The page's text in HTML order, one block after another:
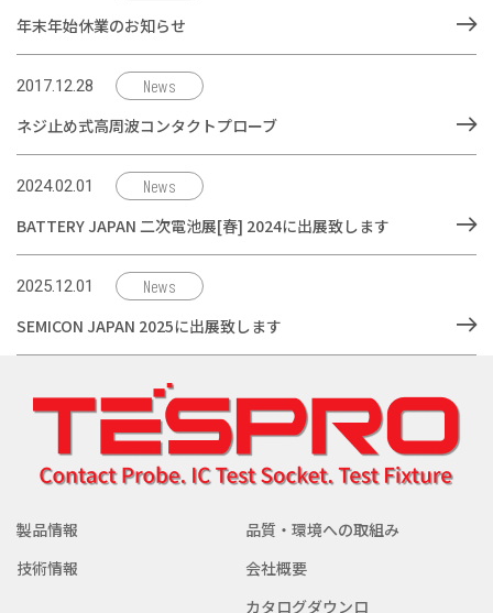
年末年始休業のお知らせ
2017.12.28 News
ネジ止め式高周波コンタクトプローブ
2024.02.01 News
BATTERY JAPAN 二次電池展[春] 2024に出展致します
2025.12.01 News
SEMICON JAPAN 2025に出展致します
製品情報
品質・環境への取組み
技術情報
会社概要
カタログダウンロ